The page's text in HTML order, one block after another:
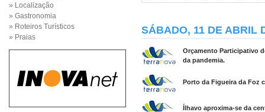
» Localização
» Gastronomia
» Roteiros Turísticos
» Praias
SÁBADO, 11 DE ABRIL
Orçamento Participativo
da pandemia.
Porto da Figueira da Foz
Ílhavo aproxima-se da